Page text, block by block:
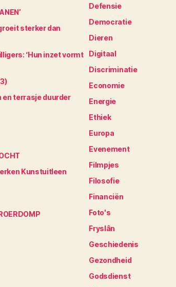
sterker dan
‘Hun inzet vormt
en terrasje duurder
Kunstuitleen
Defensie
Democratie
Dieren
Digitaal
Discriminatie
Economie
Energie
Ethiek
Europa
Evenement
Filmpjes
Filosofie
Financiën
Foto's
Fryslân
Geschiedenis
Gezondheid
Godsdienst